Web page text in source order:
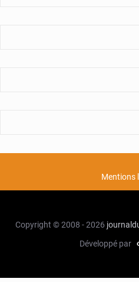
Mentions
Copyright © 2008 - 2026
Développé par